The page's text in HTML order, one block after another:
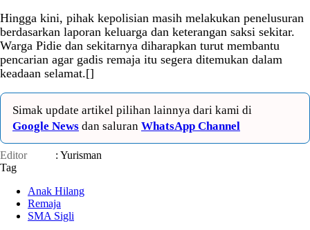
Hingga kini, pihak kepolisian masih melakukan penelusuran
berdasarkan laporan keluarga dan keterangan saksi sekitar.
Warga Pidie dan sekitarnya diharapkan turut membantu
pencarian agar gadis remaja itu segera ditemukan dalam
keadaan selamat.[]
Simak update artikel pilihan lainnya dari kami di
Google News dan saluran WhatsApp Channel
Editor
: Yurisman
Tag
Anak Hilang
Remaja
SMA Sigli